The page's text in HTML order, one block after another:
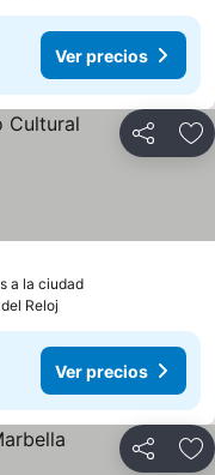
Ver precios
Compartir
a la ciudadVer precios
precios
Reloj
Ver precios
Compartir